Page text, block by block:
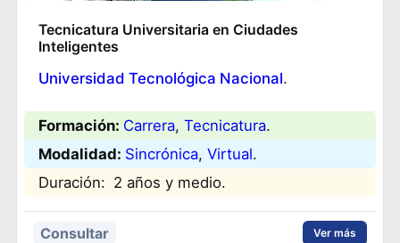
Tecnicatura Universitaria en Ciudades
Inteligentes
Universidad Tecnológica Nacional.
Formación: Carrera, Tecnicatura.
Modalidad: Sincrónica, Virtual.
Duración: 2 años y medio.
Consultar Ver más